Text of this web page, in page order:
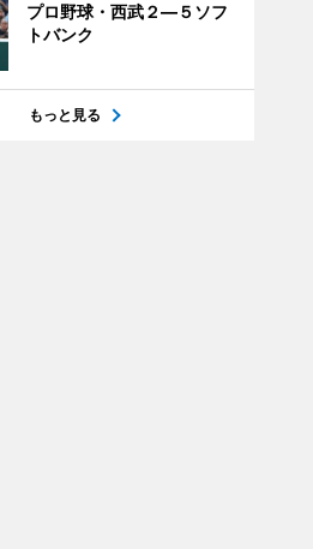
プロ野球・西武２―５ソフ
トバンク
もっと見る